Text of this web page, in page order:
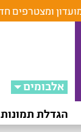
אלבומים
הגדלת תמונות